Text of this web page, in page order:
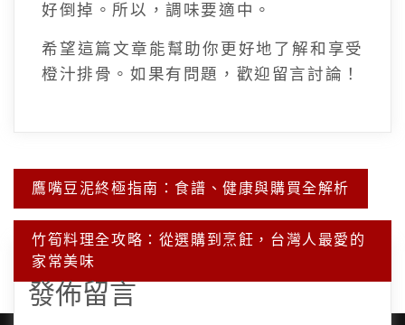
好倒掉。所以，調味要適中。
希望這篇文章能幫助你更好地了解和享受
橙汁排骨。如果有問題，歡迎留言討論！
文
章
導
覽
鷹嘴豆泥終極指南：食譜、健康與購買全解析
竹筍料理全攻略：從選購到烹飪，台灣人最愛的
家常美味
發佈留言